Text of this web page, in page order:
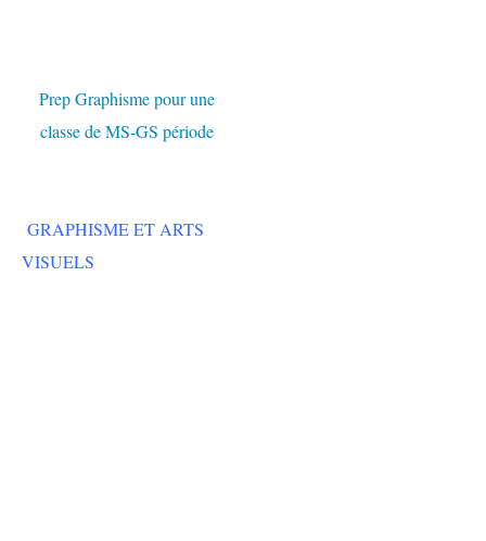
Prep Graphisme pour une
classe de MS-GS période
GRAPHISME ET ARTS
VISUELS